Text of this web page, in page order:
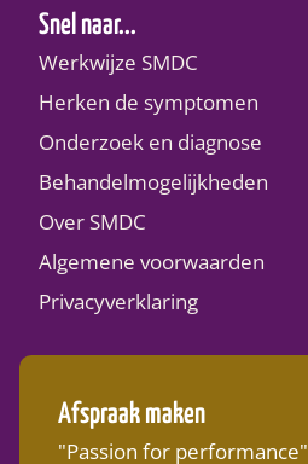
Snel naar...
Werkwijze SMDC
Herken de symptomen
Onderzoek en diagnose
Behandelmogelijkheden
Over SMDC
Algemene voorwaarden
Privacyverklaring
Afspraak maken
"Passion for performance"